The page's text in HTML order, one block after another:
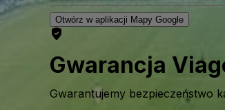
Otwórz w aplikacji Mapy Google
Gwarancja
Gwarantujemy bezpieczeństwo